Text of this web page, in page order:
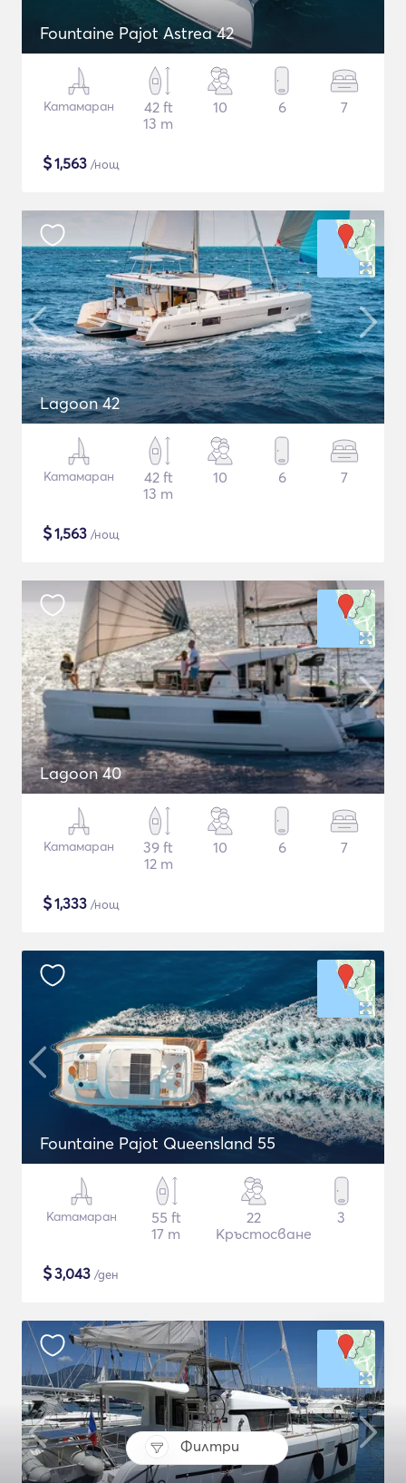
Филтри
Fountaine Pajot Astrea 42
Катамаран
42 ft
13 m
10 6 7
$1,563 /нощ
Lagoon 42
Катамаран
42 ft
13 m
10 6 7
$1,563 /нощ
Lagoon 40
Катамаран
39 ft
12 m
10 6 7
$1,333 /нощ
Fountaine Pajot Queensland 55
Катамаран
55 ft
17 m
22
Кръстосване
3
$3,043 /ден